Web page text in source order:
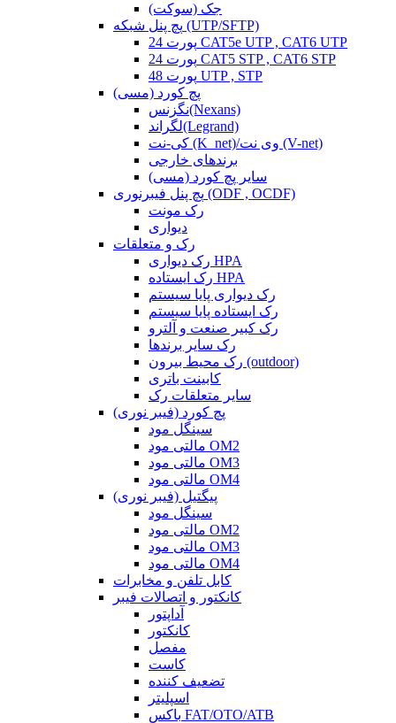
جک (سوکت)
پچ پنل شبکه (UTP/SFTP)
24 پورت CAT5e UTP , CAT6 UTP
24 پورت CAT5 STP , CAT6 STP
48 پورت UTP , STP
پچ کورد (مسی)
نگزنس(Nexans)
لگراند(Legrand)
کی-نت (K_net)/وی نت (V-net)
برندهای خارجی
سایر پچ کورد (مسی)
پچ پنل فیبرنوری (ODF , OCDF)
رک مونت
دیواری
رک و متعلقات
رک دیواری HPA
رک ایستاده HPA
رک دیواری پایا سیستم
رک ایستاده پایا سیستم
رک کبیر صنعت و آلترو
رک سایر برندها
رک محیط بیرون (outdoor)
کابینت باتری
سایر متعلقات رک
پچ کورد (فیبر نوری)
سینگل مود
مالتی مود OM2
مالتی مود OM3
مالتی مود OM4
پیگتیل (فیبر نوری)
سینگل مود
مالتی مود OM2
مالتی مود OM3
مالتی مود OM4
کابل تلفن و مخابرات
کانکتور و اتصالات فیبر
آداپتور
کانکتور
مفصل
کاست
تضعیف کننده
اسپلیتر
باکس FAT/OTO/ATB